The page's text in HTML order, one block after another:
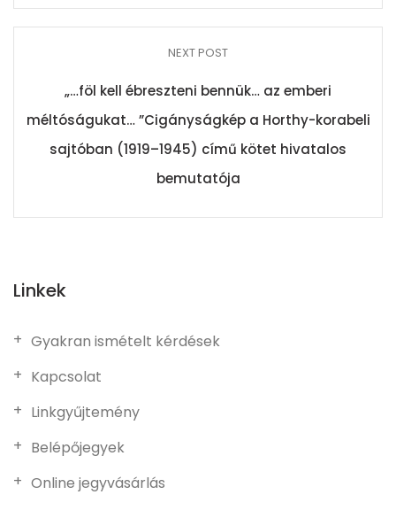
NEXT POST
„…föl kell ébreszteni bennük… az emberi
méltóságukat… ”Cigányságkép a Horthy-korabeli
sajtóban (1919–1945) című kötet hivatalos
bemutatója
Linkek
Gyakran ismételt kérdések
Kapcsolat
Linkgyűjtemény
Belépőjegyek
Online jegyvásárlás